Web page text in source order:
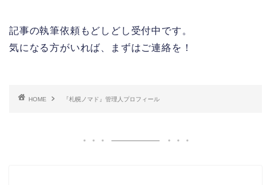
記事の執筆依頼もどしどし受付中です。
気になる方がいれば、まずはご連絡を！
HOME 『札幌ノマド』管理人プロフィール